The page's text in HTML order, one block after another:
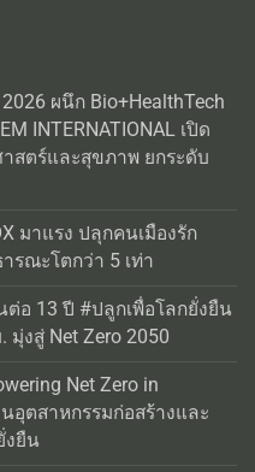
ผนึก Bio+HealthTech
INTERNATIONAL เปิด
สตร์และสุขภาพ ยกระดับ
มาแรง ปลุกคนเมืองรัก
รณะโตกว่า 5 เท่า
อ 13 ปี #ปลูกเพื่อโลกยั่งยืน
มุ่งสู่ Net Zero 2050
Net Zero in
อุตสาหกรรมก่อสร้างและ
งยืน